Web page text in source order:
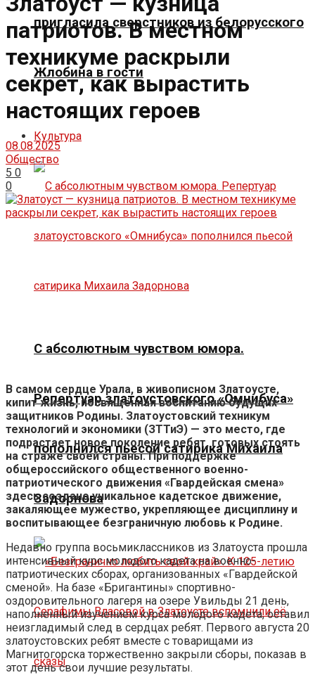
пригласила сверстников из белорусского
Жлобина в гости
Культура
С абсолютным чувством юмора.
Репертуар златоустовского «Омнибуса»
пополнился пьесой сатирика Михаила
Задорнова
патриотов. В местном
техникуме раскрыли
секрет, как вырастить
настоящих героев
08.08.2025
Общество
5 0
0
В самом сердце Урала, в живописном Златоусте,
кипит жизнь, посвящённая воспитанию будущих
защитников Родины. Златоустовский техникум
технологий и экономики (ЗТТиЭ) — это место, где
подрастает новое поколение ребят, готовых стоять
на страже своей страны. При поддержке
общероссийского общественного военно-
патриотического движения «Гвардейская смена»
здесь создано уникальное кадетское движение,
закаляющее мужество, укрепляющее дисциплину и
воспитывающее безграничную любовь к Родине.
Недавно группа восьмиклассников из Златоуста прошла
интенсивный курс молодого кадета на военно-
патриотических сборах, организованных «Гвардейской
сменой». На базе «Бригантины» спортивно-
оздоровительного лагеря на озере Увильды 21 день,
наполненный изучением курса молодого кадета, оставил
неизгладимый след в сердцах ребят. Первого августа 20
златоустовских ребят вместе с товарищами из
Магнитогорска торжественно закрыли сборы, показав в
этот день свои лучшие результаты.